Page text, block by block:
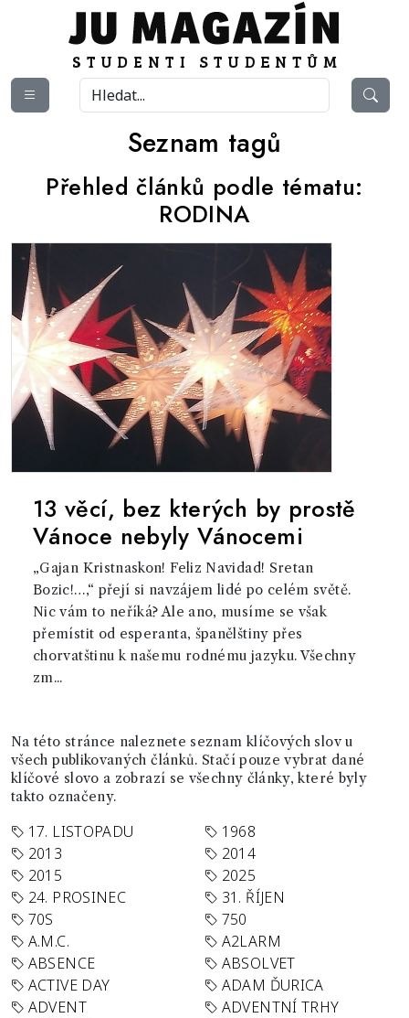
Seznam tagů
Přehled článků podle tématu:
RODINA
13 věcí, bez kterých by prostě
Vánoce nebyly Vánocemi
„Gajan Kristnaskon! Feliz Navidad! Sretan
Bozic!…,“ přejí si navzájem lidé po celém světě.
Nic vám to neříká? Ale ano, musíme se však
přemístit od esperanta, španělštiny přes
chorvatštinu k našemu rodnému jazyku. Všechny
zm...
Na této stránce naleznete seznam klíčových slov u
všech publikovaných článků. Stačí pouze vybrat dané
klíčové slovo a zobrazí se všechny články, které byly
takto označeny.
17. LISTOPADU
1968
2013
2014
2015
2025
24. PROSINEC
31. ŘÍJEN
70S
750
A.M.C.
A2LARM
ABSENCE
ABSOLVET
ACTIVE DAY
ADAM ĎURICA
ADVENT
ADVENTNÍ TRHY